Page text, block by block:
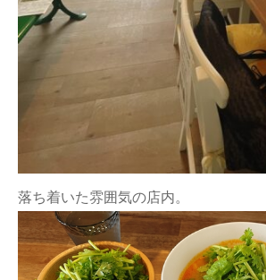
落ち着いた雰囲気の店内。